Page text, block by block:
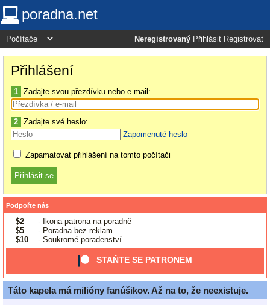
poradna.net
Neregistrovaný Přihlásit Registrovat
Přihlášení
1 Zadajte svou přezdívku nebo e-mail:
2 Zadajte své heslo:
Zapomenuté heslo
Zapamatovat přihlášení na tomto počítači
Podpořte nás
$2
- Ikona patrona na poradně
$5
- Poradna bez reklam
$10
- Soukromé poradenství
STAŇTE SE PATRONEM
Táto kapela má milióny fanúšikov. Až na to, že neexistuje.